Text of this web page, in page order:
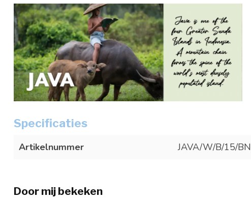
Specificaties
Artikelnummer JAVA/W/B/15/BN
Door mij bekeken